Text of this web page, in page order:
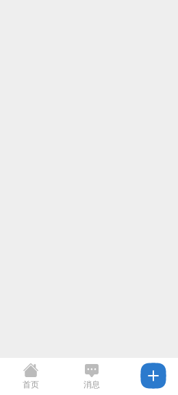
首页 消息